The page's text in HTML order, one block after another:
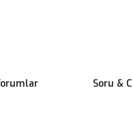
Soru &